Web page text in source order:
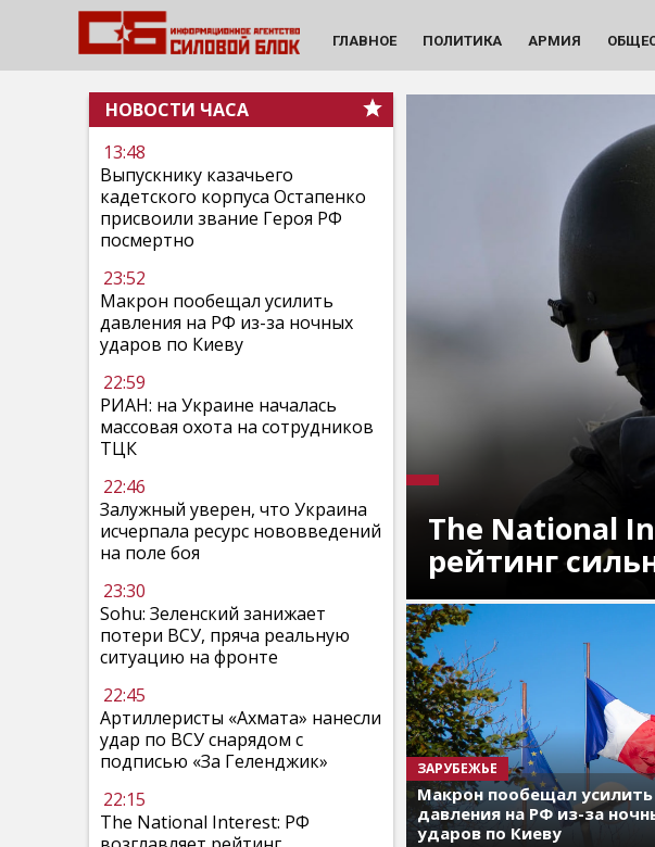
ГЛАВНОЕ ПОЛИТИКА АРМИЯ
НОВОСТИ ЧАСА
13:48
Выпускнику казачьего
кадетского корпуса Остапенко
присвоили звание Героя РФ
посмертно
23:52
Макрон пообещал усилить
давления на РФ из-за ночных
ударов по Киеву
22:59
РИАН: на Украине началась
массовая охота на сотрудников
ТЦК
22:46
Залужный уверен, что Украина
исчерпала ресурс нововведений
на поле боя
23:30
Sohu: Зеленский занижает
потери ВСУ, пряча реальную
ситуацию на фронте
22:45
Артиллеристы «Ахмата» нанесли
удар по ВСУ снарядом с
подписью «За Геленджик»
22:15
The National Interest: РФ
The National
рейтинг
ЗАРУБЕЖЬЕ
Макрон пообещал усилить
давления на РФ из-за
ударов по Киеву